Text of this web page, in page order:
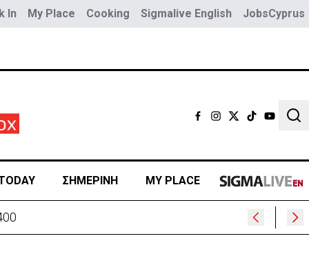
In My Place Cooking Sigmalive English JobsCyprus
ΣΗΜΕΡΙΝΗ MY PLACE